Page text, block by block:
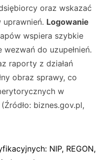
oraz wskazać
Logowanie
wspiera szybkie
do uzupełnień.
raporty z działań
obraz sprawy, co
w
biznes.gov.pl,
NIP, REGON,